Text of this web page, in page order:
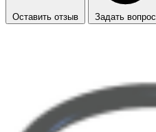
Оставить отзыв Задать вопрос